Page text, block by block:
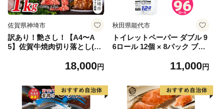
佐賀県神埼市
訳あり！艶さし！【A4〜A
5】佐賀牛焼肉切り落とし(肩
【肉 牛肉 ブランド牛 黒毛和
18,000円
秋田県能代市
トイレットペーパー ダブル 9
6ロール 12個 × 8パック ブラ
用品 消耗品 無香料 生活用品
11,000円